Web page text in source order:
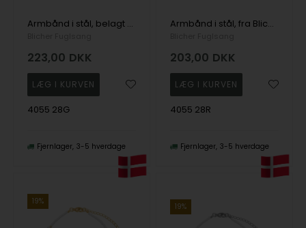
Armbånd i stål, belagt med 14 K guld, fra Blicher Fuglsang
223,00 DKK
4055 28G
Fjernlager 3-5 hverdage
Armbånd i stål, fra Blicher Fuglsang
203,00 DKK
4055 28R
Fjernlager 3-5 hverdage
19%
19%